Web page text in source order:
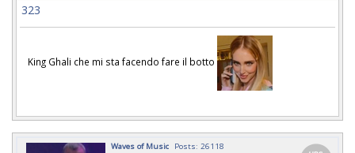
323
King Ghali che mi sta facendo fare il botto
Waves of Music Posts: 26118